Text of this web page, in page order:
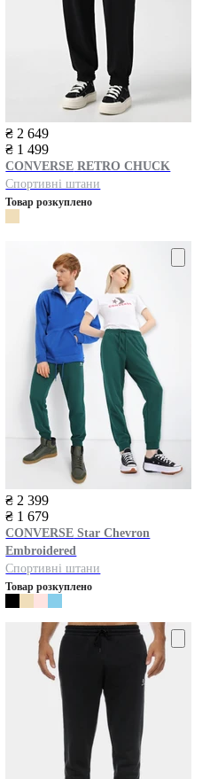
₴ 2 649
₴ 1 499
CONVERSE RETRO CHUCK
Спортивні штани
Товар розкуплено
₴ 2 399
₴ 1 679
CONVERSE Star Chevron
Embroidered
Спортивні штани
Товар розкуплено